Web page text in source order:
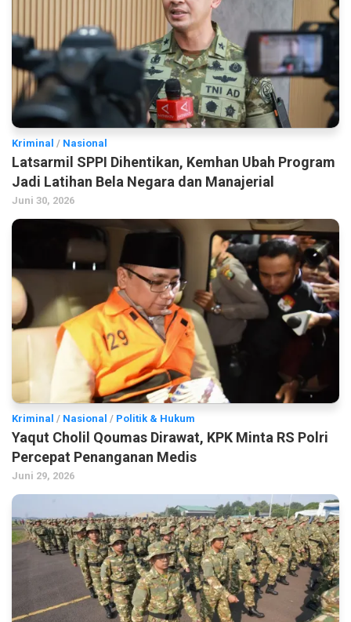
Kriminal / Nasional
Latsarmil SPPI Dihentikan, Kemhan Ubah Program
Jadi Latihan Bela Negara dan Manajerial
Juni 30, 2026
Kriminal / Nasional / Politik & Hukum
Yaqut Cholil Qoumas Dirawat, KPK Minta RS Polri
Percepat Penanganan Medis
Juni 29, 2026